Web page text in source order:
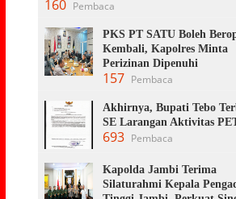
160 Pembaca
PKS PT SATU Boleh
Kembali, Kapolres Minta
Perizinan Dipenuhi
157 Pembaca
Akhirnya, Bupati Tebo
SE Larangan Aktivitas
693 Pembaca
Kapolda Jambi Terima
Silaturahmi Kepala